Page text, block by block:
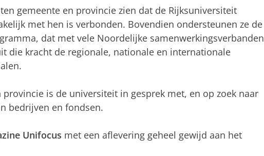
gemeente en provincie zien dat de Rijksuniversiteit
met hen is verbonden. Bovendien ondersteunen ze de
dat met vele Noordelijke samenwerkingsverbanden
die kracht de regionale, nationale en internationale
provincie is de universiteit in gesprek met, en op zoek naar
bedrijven en fondsen.
Unifocus met een aflevering geheel gewijd aan het